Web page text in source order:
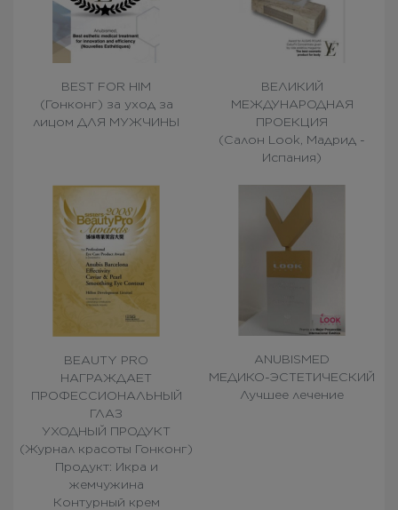
BEST FOR HIM
(Гонконг) за уход за
лицом ДЛЯ МУЖЧИНЫ
ВЕЛИКИЙ
МЕЖДУНАРОДНАЯ
ПРОЕКЦИЯ
(Салон Look, Мадрид -
Испания)
BEAUTY PRO
НАГРАЖДАЕТ
ПРОФЕССИОНАЛЬНЫЙ
ГЛАЗ
УХОДНЫЙ ПРОДУКТ
(Журнал красоты Гонконг)
Продукт: Икра и
жемчужина
Контурный крем
ANUBISMED
МЕДИКО-ЭСТЕТИЧЕСКИЙ
Лучшее лечение